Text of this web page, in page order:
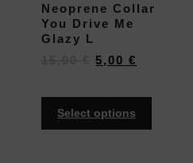
Neoprene Collar
You Drive Me
Glazy L
5,00€
Select options